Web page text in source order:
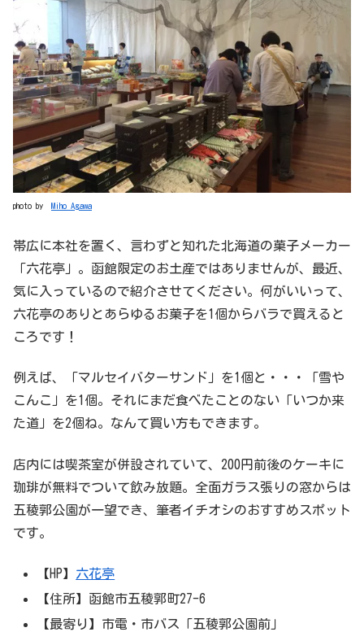
photo by Miho Agawa
帯広に本社を置く、言わずと知れた北海道の菓子メーカー
「六花亭」。函館限定のお土産ではありませんが、最近、
気に入っているので紹介させてください。何がいいって、
六花亭のありとあらゆるお菓子を1個からバラで買えると
ころです！
例えば、「マルセイバターサンド」を1個と・・・「雪や
こんこ」を1個。それにまだ食べたことのない「いつか来
た道」を2個ね。なんて買い方もできます。
店内には喫茶室が併設されていて、200円前後のケーキに
珈琲が無料でついて飲み放題。全面ガラス張りの窓からは
五稜郭公園が一望でき、筆者イチオシのおすすめスポット
です。
【HP】 六花亭
【住所】函館市五稜郭町27-6
【最寄り】市電・市バス「五稜郭公園前」